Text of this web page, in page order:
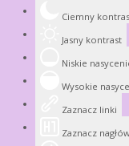
Ciemny
Jasny kontrast
Niskie
Wysokie
Zaznacz linki
Zaznacz